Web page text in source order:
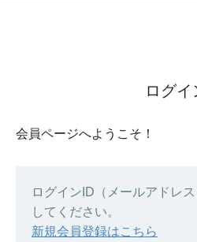
ログイ
会員ページへようこそ！
ログインID（メールアドレ
してください。
新規会員登録はこちら